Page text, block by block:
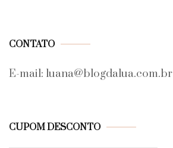
CONTATO
E-mail: luana@blogdalua.com.br
CUPOM DESCONTO